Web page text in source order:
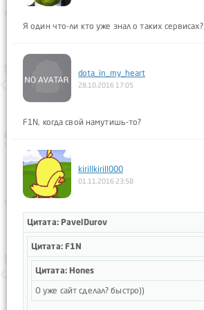
Я один что-ли кто уже знал о таких сервисах?
dota_in_my_heart
28.10.2016 17:05
F1N, когда свой намутишь-то?
kirillkirill000
01.11.2016 23:58
Цитата: PavelDurov
Цитата: F1N
Цитата: Hones
О уже сайт сделал? быстро))